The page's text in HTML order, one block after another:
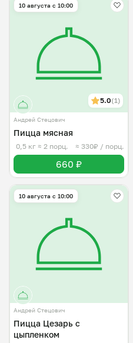
10 августа с 10:00
5.0(1)
Андрей Стецович
Пицца мясная
0,5 кг ≈ 2 порц. ≈ 330₽ / порц.
660 ₽
10 августа с 10:00
Андрей Стецович
Пицца Цезарь с
цыпленком